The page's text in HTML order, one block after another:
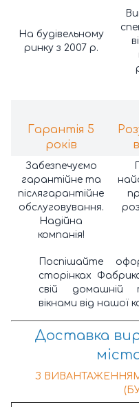
На будівельному
ринку з 2007 р.
Гарантія 5
років
Забезпечуємо
гарантійне та
післягарантійне
обслуговування.
Надійна
компанія!
Поспішайте
сторінках
свій домашній
вікнами від нашої
Доставка
З